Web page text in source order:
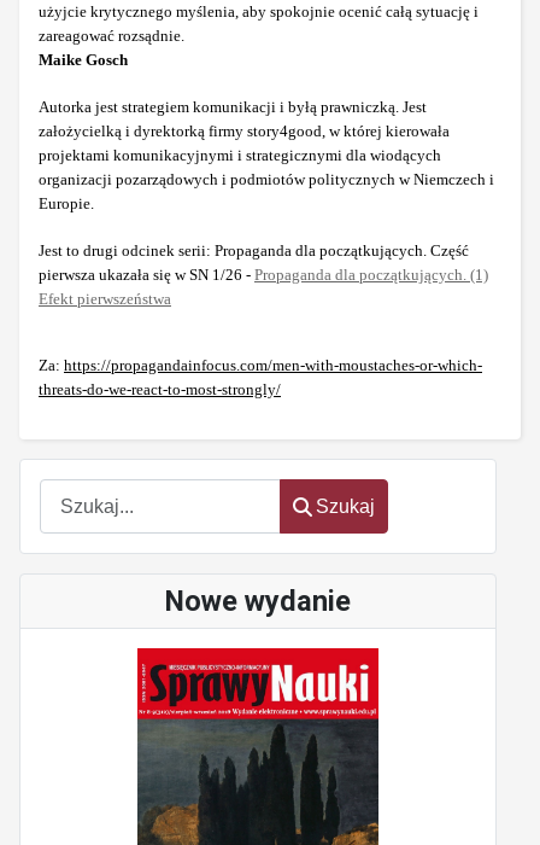
Szukaj
Szukaj
Nowe wydanie
użyjcie krytycznego myślenia, aby spokojnie ocenić całą sytuację i
zareagować rozsądnie.
Maike Gosch
Autorka jest strategiem komunikacji i byłą prawniczką. Jest
założycielką i dyrektorką firmy story4good, w której kierowała
projektami komunikacyjnymi i strategicznymi dla wiodących
organizacji pozarządowych i podmiotów politycznych w Niemczech i
Europie.
Jest to drugi odcinek serii: Propaganda dla początkujących. Część
pierwsza ukazała się w SN 1/26 - Propaganda dla początkujących. (1)
Efekt pierwszeństwa
Za: https://propagandainfocus.com/men-with-moustaches-or-which-
threats-do-we-react-to-most-strongly/